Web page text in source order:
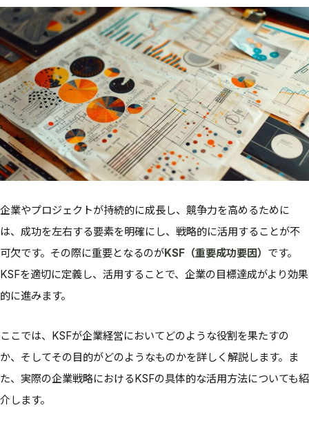
企業やプロジェクトが持続的に成長し、競争力を高めるために
は、成功を左右する要素を明確にし、戦略的に活用することが不
可欠です。その際に重要となるのがKSF（重要成功要因） です。
KSFを適切に定義し、活用することで、企業の目標達成がより効果
的に進みます。
ここでは、KSFが企業経営においてどのような役割を果たすの
か、そしてその目的がどのようなものかを詳しく解説します。ま
た、実際の企業戦略におけるKSFの具体的な活用方法についても紹
介します。